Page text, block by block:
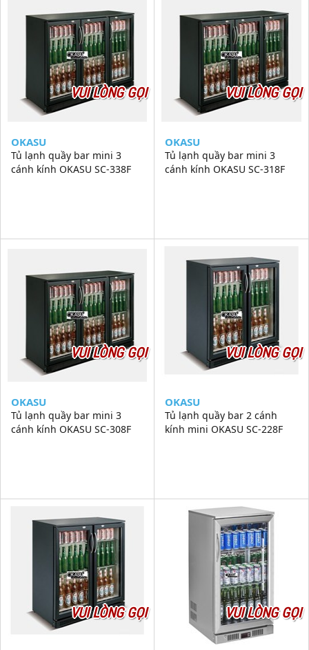
VUI LÒNG GỌI
OKASU
Tủ lạnh quầy bar mini 3
cánh kính OKASU SC-338F
VUI LÒNG GỌI
OKASU
Tủ lạnh quầy bar mini 3
cánh kính OKASU SC-318F
VUI LÒNG GỌI
OKASU
Tủ lạnh quầy bar mini 3
cánh kính OKASU SC-308F
VUI LÒNG GỌI
OKASU
Tủ lạnh quầy bar 2 cánh
kính mini OKASU SC-228F
VUI LÒNG GỌI VUI LÒNG GỌI